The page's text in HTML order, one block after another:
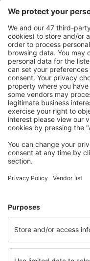
Caută rapid şi
Ofertă adaptată
Planifică ȋn
Rezervare fără
Economiseşte
Prețuri atractive
conectați.
Alege din peste
apartamente și
Cazare în Italia - Orașe
Cazare în Palermo
Cazare în Roma